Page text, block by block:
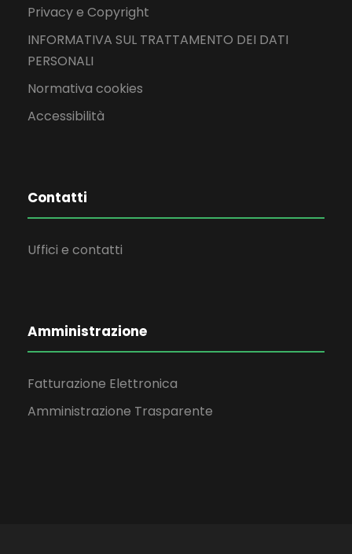
Privacy e Copyright
INFORMATIVA SUL TRATTAMENTO DEI DATI
PERSONALI
Normativa cookies
Accessibilità
Contatti
Uffici e contatti
Amministrazione
Fatturazione Elettronica
Amministrazione Trasparente